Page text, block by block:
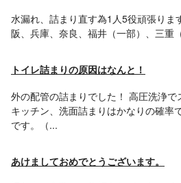
水漏れ、詰まり直す為1人5役頑張りま
阪、兵庫、奈良、福井（一部）、三重
トイレ詰まりの原因はなんと！
外の配管の詰まりでした！ 高圧洗浄で
キッチン、洗面詰まりはかなりの確率
です。（...
あけましておめでとうございます。